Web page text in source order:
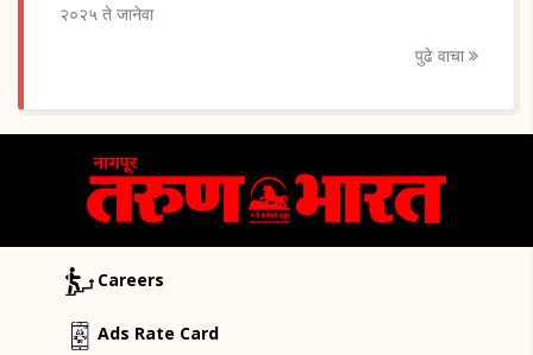
२०२५ ते जानेवा
पुढे वाचा
Careers
Ads Rate Card